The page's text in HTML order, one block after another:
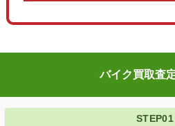
バイク買取査
STEP01